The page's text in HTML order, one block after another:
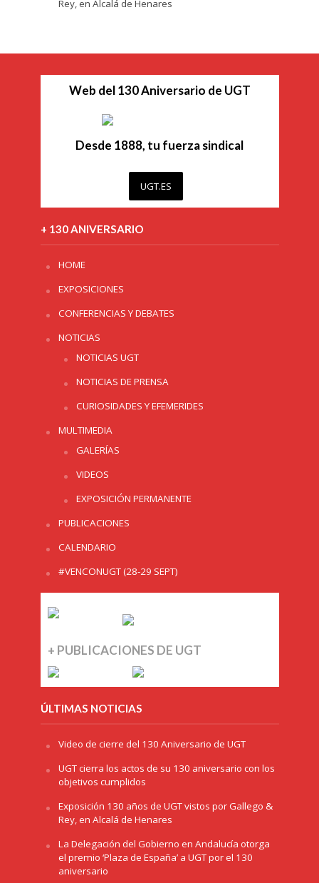
Rey, en Alcalá de Henares
Web del 130 Aniversario de UGT
Desde 1888, tu fuerza sindical
UGT.ES
+ 130 ANIVERSARIO
HOME
EXPOSICIONES
CONFERENCIAS Y DEBATES
NOTICIAS
NOTICIAS UGT
NOTICIAS DE PRENSA
CURIOSIDADES Y EFEMERIDES
MULTIMEDIA
GALERÍAS
VIDEOS
EXPOSICIÓN PERMANENTE
PUBLICACIONES
CALENDARIO
#VENCONUGT (28-29 SEPT)
+ PUBLICACIONES DE UGT
ÚLTIMAS NOTICIAS
Video de cierre del 130 Aniversario de UGT
UGT cierra los actos de su 130 aniversario con los
objetivos cumplidos
Exposición 130 años de UGT vistos por Gallego &
Rey, en Alcalá de Henares
La Delegación del Gobierno en Andalucía otorga
el premio ‘Plaza de España’ a UGT por el 130
aniversario